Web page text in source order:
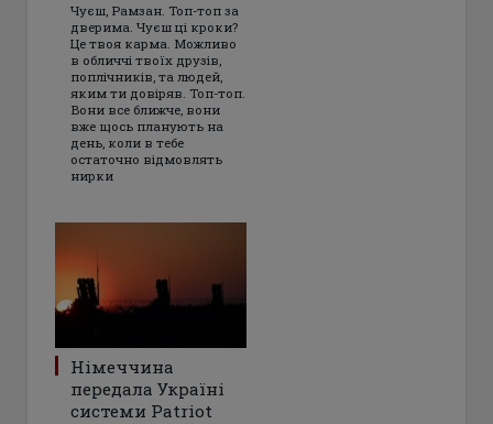
Чуєш, Рамзан. Топ-топ за
дверима. Чуєш ці кроки?
Це твоя карма. Можливо
в обличчі твоїх друзів,
поплічників, та людей,
яким ти довіряв. Топ-топ.
Вони все ближче, вони
вже щось планують на
день, коли в тебе
остаточно відмовлять
нирки
Німеччина
передала Україні
системи Patriot